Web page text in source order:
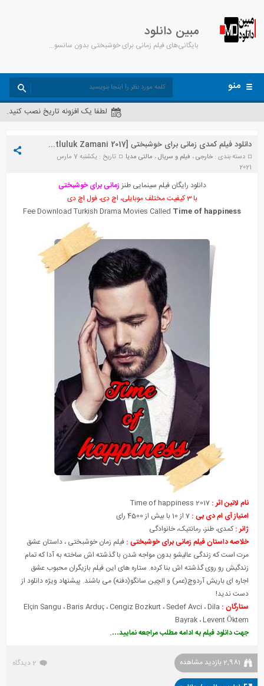
مبین دانلود
بایگانی‌های فیلم زمانی برای خوشبختی بدون سانسور - مبین دانلود
منو
لطفا یک افزونه تاریخ نصب کنید.
دانلود فیلم کمدی زمانی برای خوشبختی [Mutluluk Zamani 2017] + زیرنویس چسبیده
دسته بندی :خارجی، فیلم و سریال، مالتی مدیا
تاریخ : یکشنبه 7 مارس
2021
دانلود رایگان فیلم سینمایی طنززمانی برای خوشبختی
با 3 کیفیت مختلف موبایلی، اچ دی، فول اچ دی
Fee Download Turkish Drama Movies Called Time of happiness
نام لاتین اثر : Time of happiness 2017
امتیاز آی ام دی بی : 7 از 10 با بیش از 4500 رای
ژانر : کمدی، طنز، رمانتیک، خانوادگی
خلاصه داستان فیلم زمانی برای خوشبختی : فیلم زمان خوشبختی ، داستان عشق
مرت است که زندگی عالیشو بدون مواجه شدن با گذشته اش ساخته به آدا که تمام
زندگیش رو روی گذشته اش بنا کرده. ستاره های این فیلم بازیگران محبوب عشق
اجاره ای باریش آردوچ(عمر) و الچین سانگو(دفنه) می باشند. پیشنهاد ویژه دانلود از
دست ندید!
ستارگان : Elçin Sangu ، Baris Arduç ، Cengiz Bozkurt ، Sedef Avci ، Dila
Bayrak ، Levent Öktem
جهت دانلود فیلم به ادامه مطلب مراجعه نمایید….
2,981 بازدید مشاهده 2 دیدگاه